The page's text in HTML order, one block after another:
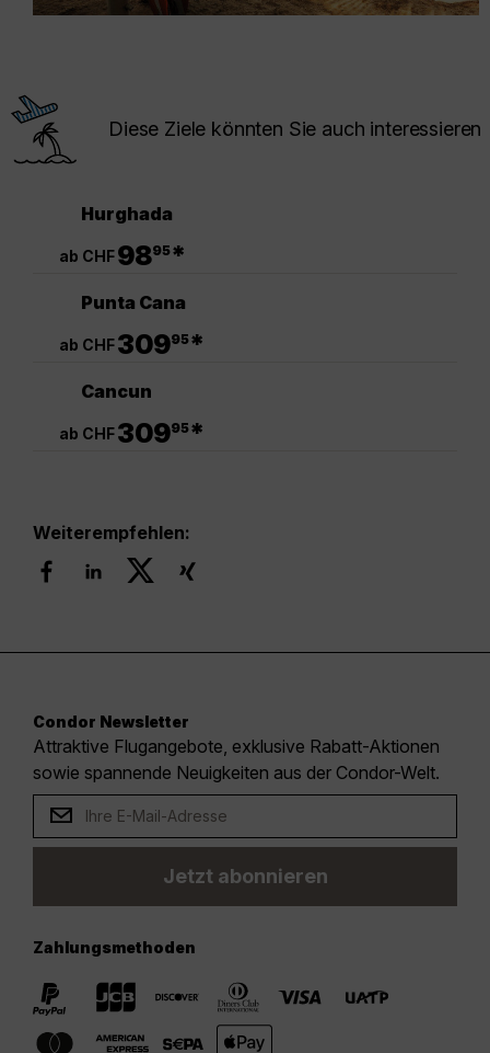
Diese Ziele könnten Sie auch interessieren
Hurghada
ab CHF9895*
Punta Cana
ab CHF30995*
Cancun
ab CHF30995*
Weiterempfehlen:
Condor Newsletter
Attraktive Flugangebote, exklusive Rabatt-Aktionen
sowie spannende Neuigkeiten aus der Condor-Welt.
Jetzt abonnieren
Zahlungsmethoden